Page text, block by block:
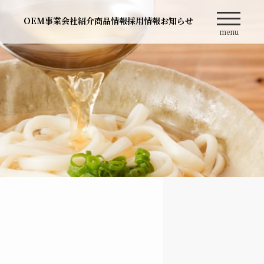
OEM事業会社紹介商品情報採用情報お知らせ
menu